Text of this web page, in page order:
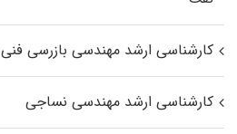
کارشناسی ارشد مهندسی بازرسی فنی
کارشناسی ارشد مهندسی نساجی